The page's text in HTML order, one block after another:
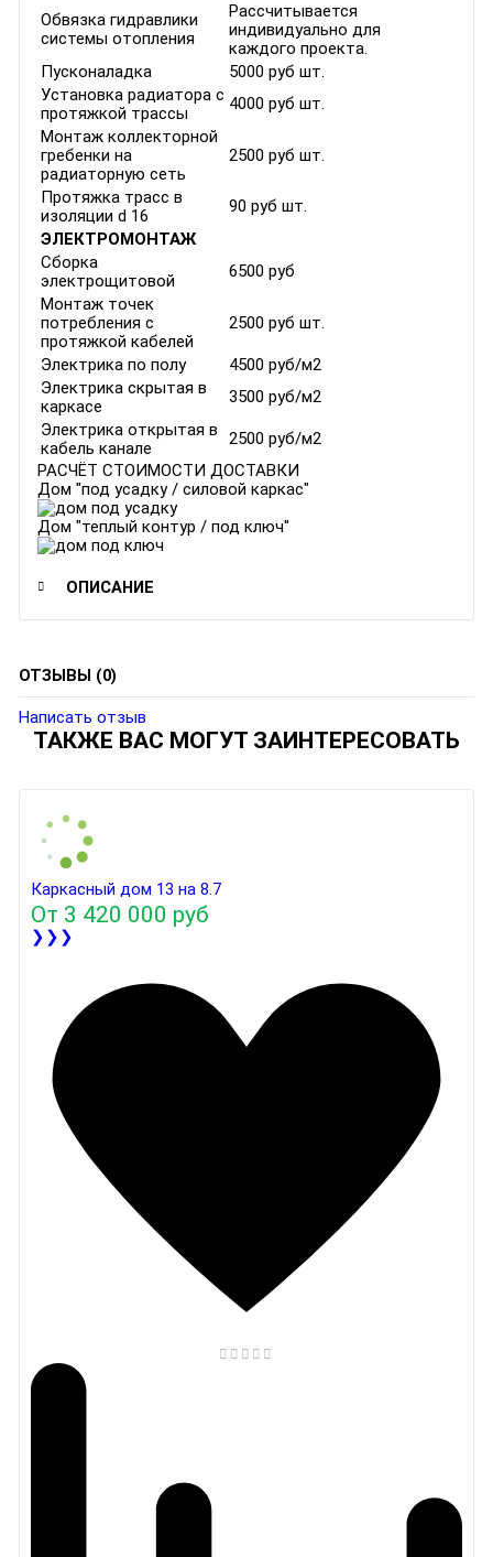
Обвязка гидравлики
системы отопления
Рассчитывается
индивидуально для
каждого проекта.
Пусконаладка
5000 руб шт.
Установка радиатора с
протяжкой трассы
4000 руб шт.
Монтаж коллекторной
гребенки на
радиаторную сеть
2500 руб шт.
Протяжка трасс в
изоляции d 16
90 руб шт.
ЭЛЕКТРОМОНТАЖ
Сборка
электрощитовой
6500 руб
Монтаж точек
потребления с
протяжкой кабелей
2500 руб шт.
Электрика по полу
4500 руб/м2
Электрика скрытая в
каркасе
3500 руб/м2
Электрика открытая в
кабель канале
2500 руб/м2
РАСЧЁТ СТОИМОСТИ ДОСТАВКИ
Дом "под усадку / силовой каркас"
Дом "теплый контур / под ключ"
ОПИСАНИЕ
ОТЗЫВЫ (0)
Написать отзыв
ТАКЖЕ ВАС МОГУТ ЗАИНТЕРЕСОВАТЬ
Каркасный дом 13 на 8.7
От 3 420 000 руб
❯❯❯